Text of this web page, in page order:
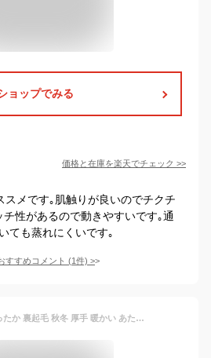
ョップでみる
価格と在庫を楽天でチェック >>
スメです｡肌触りが良いのでチクチ
性があるので動きやすいです｡通
ても蒸れにくいです｡
すすめコメント (1件) >
パーカー メンズ あったか 裏起毛 秋冬 厚手 暖かい あたたかい 防寒 部屋着 ルームウェア ふわふわ かわいい 綿ポリエステル混紡素材 フルジップパーカー スウェットパーカー ジップアップパーカー 裏起毛パーカーメンズパーカー 白 黒 緑 グリーン 無地 シンプル 5620